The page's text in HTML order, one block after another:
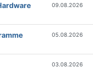
09.08.2026
05.08.2026
03.08.2026